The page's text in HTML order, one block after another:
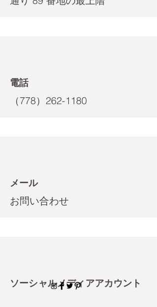
電話
（778）262-1180
メール
お問い合わせ
ソーシャルメディアアカウント